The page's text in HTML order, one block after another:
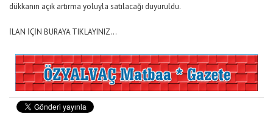
dükkanın açık artırma yoluyla satılacağı duyuruldu.
İLAN İÇİN BURAYA TIKLAYINIZ…